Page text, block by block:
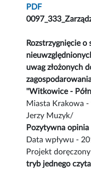
PDF
Rozstrzygnięcie
uwag złożonych
''Witkowice -
Miasta Krakowa
Jerzy Muzyk/
Pozytywna
Data wpływu -
Projekt
tryb jednego